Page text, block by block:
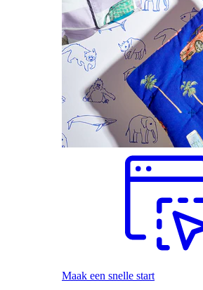
Maak een snelle start